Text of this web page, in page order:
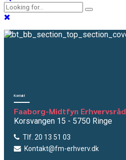
Kontakt
Faaborg-Midtfyn Erhvervsråd
Korsvangen 15 - 5750 Ringe
Tlf. 20 13 51 03
Kontakt@fm-erhverv.dk